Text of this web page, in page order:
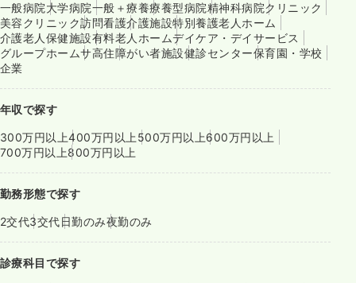
一般病院大学病院一般＋療養療養型病院精神科病院クリニック
美容クリニック訪問看護介護施設特別養護老人ホーム
介護老人保健施設有料老人ホームデイケア・デイサービス
グループホームサ高住障がい者施設健診センター保育園・学校
企業
年収で探す
300万円以上400万円以上 500万円以上600万円以上
700万円以上800万円以上
勤務形態で探す
2交代3交代日勤のみ夜勤のみ
診療科目で探す